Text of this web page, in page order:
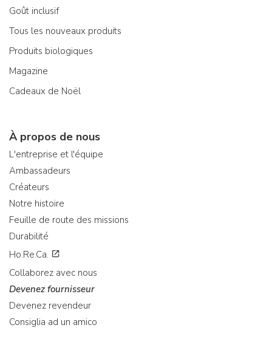
Goût inclusif
Tous les nouveaux produits
Produits biologiques
Magazine
Cadeaux de Noël
À propos de nous
L'entreprise et l'équipe
Ambassadeurs
Créateurs
Notre histoire
Feuille de route des missions
Durabilité
Ho.Re.Ca.
Collaborez avec nous
Devenez fournisseur
Devenez revendeur
Consiglia ad un amico